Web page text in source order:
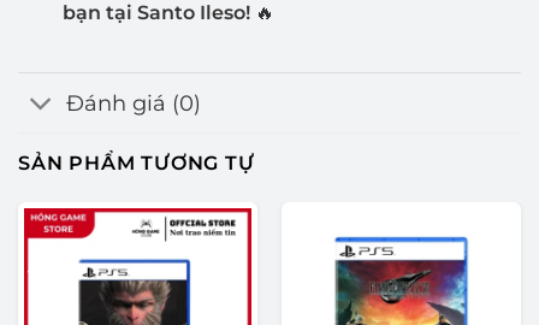
bạn tại Santo Ileso!🔥
Đánh giá (0)
SẢN PHẨM TƯƠNG TỰ
-11%